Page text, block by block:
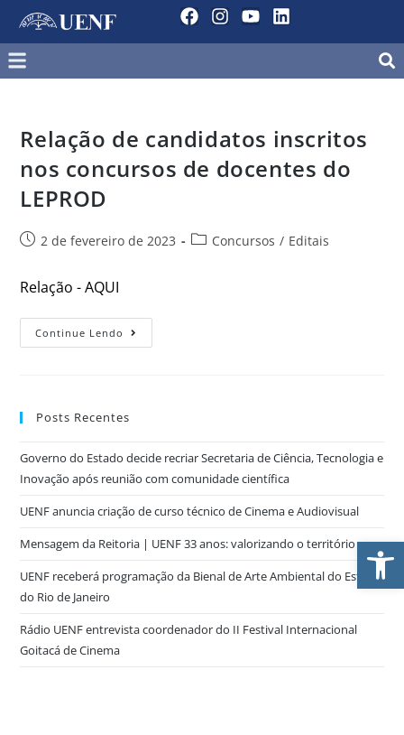
Relação de candidatos inscritos
nos concursos de docentes do
LEPROD
2 de fevereiro de 2023 Concursos / Editais
Relação - AQUI
Continue Lendo
Posts Recentes
Governo do Estado decide recriar Secretaria de Ciência, Tecnologia e
Inovação após reunião com comunidade científica
UENF anuncia criação de curso técnico de Cinema e Audiovisual
Mensagem da Reitoria | UENF 33 anos: valorizando o território
UENF receberá programação da Bienal de Arte Ambiental do Estado
do Rio de Janeiro
Rádio UENF entrevista coordenador do II Festival Internacional
Goitacá de Cinema